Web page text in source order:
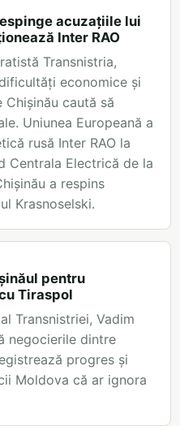
acuzațiile lui
Inter RAO
Transnistria,
economice și
caută să
Uniunea Europeană a
rusă Inter RAO la
Centrala Electrică de la
a respins
Krasnoselski.
pentru
Tiraspol
Transnistriei, Vadim
negocierile dintre
progres și
Moldova că ar ignora